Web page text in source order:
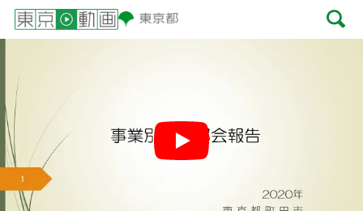
Play